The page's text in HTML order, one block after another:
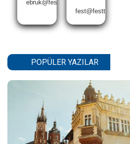
ebruk@festtravel.com
fest@festtravel.com
POPÜLER YAZILAR